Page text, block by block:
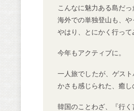
こんなに魅力ある島だ
海外での単独登山も、
やはり、とにかく行っ
今年もアクティブに。
一人旅でしたが、ゲス
かさも感じられた、癒し
韓国のことわざ、『行